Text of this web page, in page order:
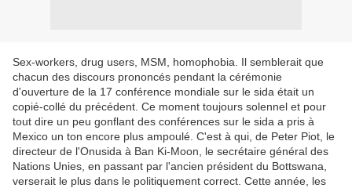
Sex-workers, drug users, MSM, homophobia. Il semblerait que
chacun des discours prononcés pendant la cérémonie
d'ouverture de la 17 conférence mondiale sur le sida était un
copié-collé du précédent. Ce moment toujours solennel et pour
tout dire un peu gonflant des conférences sur le sida a pris à
Mexico un ton encore plus ampoulé. C'est à qui, de Peter Piot, le
directeur de l'Onusida à Ban Ki-Moon, le secrétaire général des
Nations Unies, en passant par l'ancien président du Bottswana,
verserait le plus dans le politiquement correct. Cette année, les